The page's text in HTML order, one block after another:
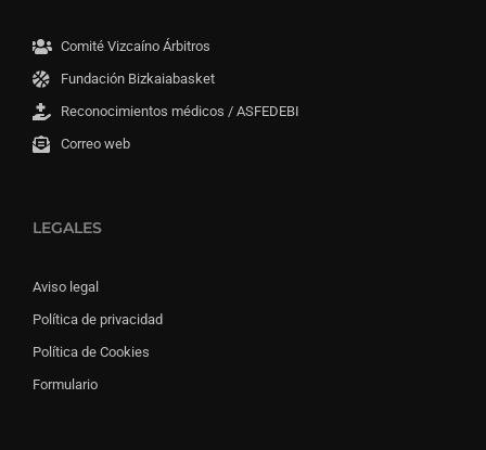
Comité Vizcaíno Árbitros
Fundación Bizkaiabasket
Reconocimientos médicos / ASFEDEBI
Correo web
LEGALES
Aviso legal
Política de privacidad
Política de Cookies
Formulario